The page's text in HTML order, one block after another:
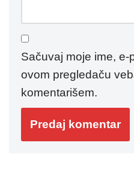
Sačuvaj moje ime, e-
ovom pregledaču
komentarišem.